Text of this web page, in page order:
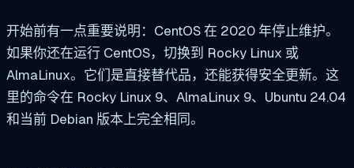
开始前有一点重要说明：CentOS 在 2020 年停止维护。
如果你还在运行 CentOS，切换到 Rocky Linux 或
AlmaLinux。它们是直接替代品，还能获得安全更新。这
里的命令在 Rocky Linux 9、AlmaLinux 9、Ubuntu 24.04
和当前 Debian 版本上完全相同。